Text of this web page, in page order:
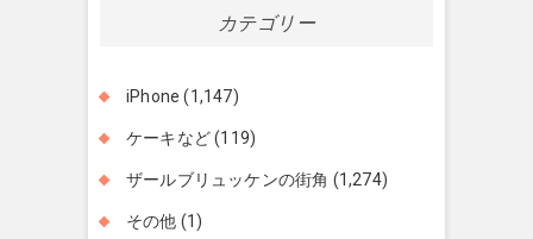
カテゴリー
iPhone (1,147)
ケーキなど(119)
ザールブリュッケンの街角 (1,274)
その他 (1)